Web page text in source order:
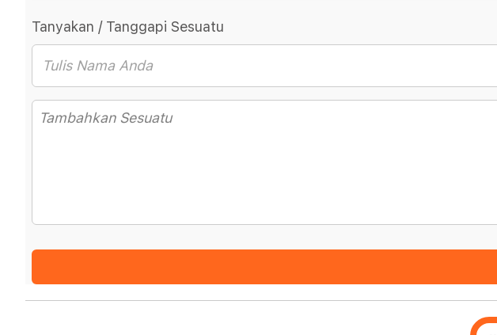
Tanyakan / Tanggapi Sesuatu